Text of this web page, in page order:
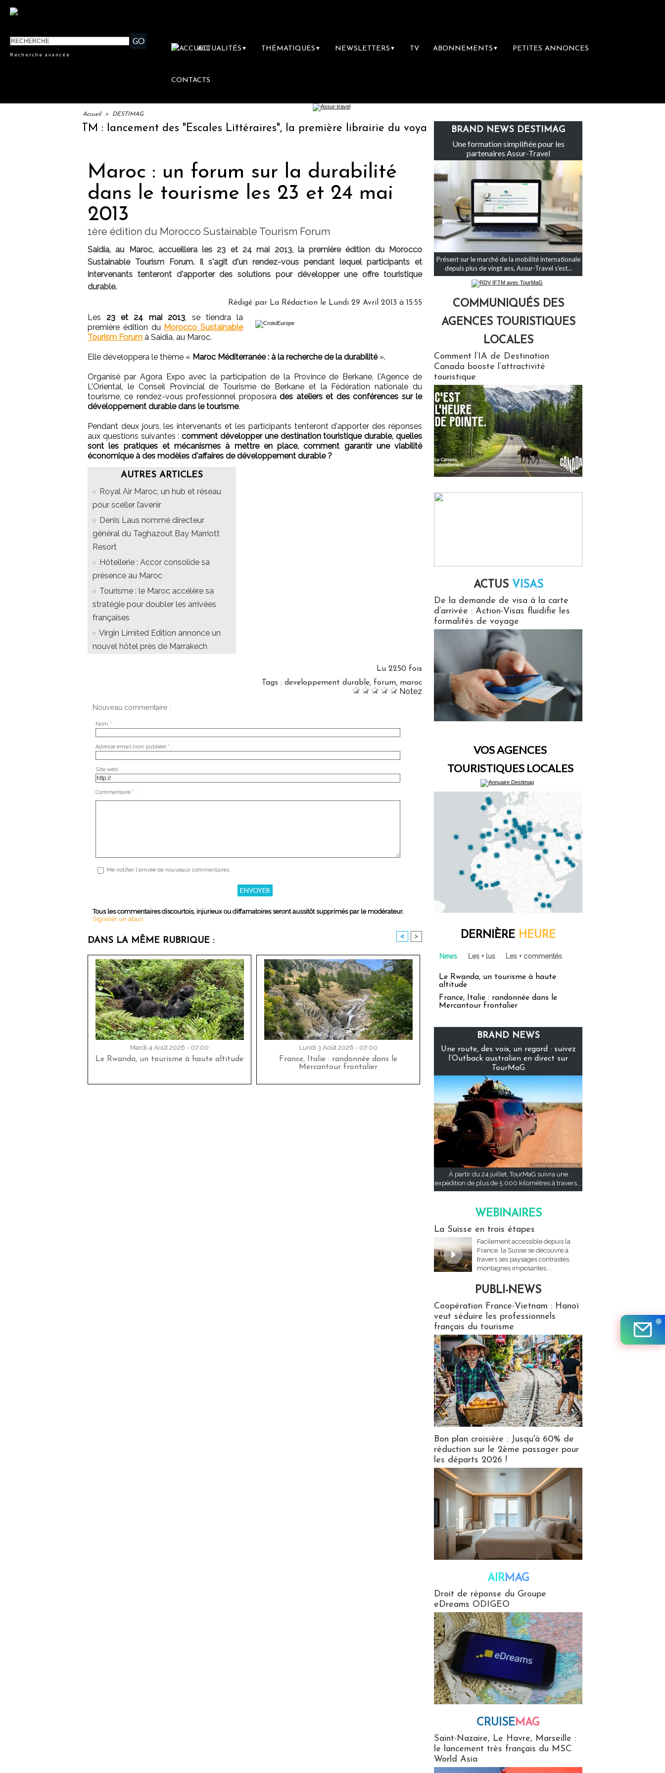
Recherche avancée
ACTUALITÉS ▼ THÉMATIQUES ▼ NEWSLETTERS ▼ TV ABONNEMENTS ▼ PETITES ANNONCES
CONTACTS
Accueil > DESTIMAG
IFTM : lancement des "Escales Littéraires", la première librairie du voyage Le groupe Sainte-Claire rachète Eden Tour
Maroc : un forum sur la durabilité
dans le tourisme les 23 et 24 mai
2013
1ère édition du Morocco Sustainable Tourism Forum
Saidia, au Maroc, accueillera les 23 et 24 mai 2013, la première édition du Morocco
Sustainable Tourism Forum. Il s'agit d'un rendez-vous pendant lequel participants et
intervenants tenteront d'apporter des solutions pour développer une offre touristique
durable.
Rédigé par La Rédaction le Lundi 29 Avril 2013 à 15:55
Les 23 et 24 mai 2013, se tiendra la
première édition du Morocco Sustainable
Tourism Forum à Saidia, au Maroc.
Elle développera le thème « Maroc Méditerranée : à la recherche de la durabilité».
Organisé par Agora Expo avec la participation de la Province de Berkane, l'Agence de
L'Oriental, le Conseil Provincial de Tourisme de Berkane et la Fédération nationale du
tourisme, ce rendez-vous professionnel proposerades ateliers et des conférences sur le
développement durable dans le tourisme.
Pendant deux jours, les intervenants et les participants tenteront d'apporter des réponses
aux questions suivantes :comment développer une destination touristique durable, quelles
sont les pratiques et mécanismes à mettre en place, comment garantir une viabilité
économique à des modèles d'affaires de développement durable ?
AUTRES ARTICLES
Royal Air Maroc, un hub et réseau
pour sceller l’avenir
Denis Laus nommé directeur
général du Taghazout Bay Marriott
Resort
Hôtellerie : Accor consolide sa
présence au Maroc
Tourisme : le Maroc accélère sa
stratégie pour doubler les arrivées
françaises
Virgin Limited Edition annonce un
nouvel hôtel près de Marrakech
Lu 2250 fois
Tags : developpement durable, forum, maroc
Notez
Nouveau commentaire :
Nom * :
Adresse email (non publiée) * :
Site web :
Commentaire * :
Me notifier l'arrivée de nouveaux commentaires
Tous les commentaires discourtois, injurieux ou diffamatoires seront aussitôt supprimés par le modérateur.
Signaler un abus
DANS LA MÊME RUBRIQUE : < >
Mardi 4 Août 2026 - 07:00
Le Rwanda, un tourisme à haute altitude
Lundi 3 Août 2026 - 07:00
France, Italie : randonnée dans le
Mercantour frontalier
BRAND NEWS DESTIMAG
Une formation simplifiée pour les
partenaires Assur-Travel
Présent sur le marché de la mobilité internationale
depuis plus de vingt ans, Assur-Travel s'est...
COMMUNIQUÉS DES
AGENCES TOURISTIQUES
LOCALES
Comment l’IA de Destination
Canada booste l’attractivité
touristique
ACTUS VISAS
De la demande de visa à la carte
d’arrivée : Action-Visas fluidifie les
formalités de voyage
VOS AGENCES
TOURISTIQUES LOCALES
DERNIÈRE HEURE
News Les + lus Les + commentés
Le Rwanda, un tourisme à haute
altitude
France, Italie : randonnée dans le
Mercantour frontalier
BRAND NEWS
Une route, des voix, un regard : suivez
l’Outback australien en direct sur
TourMaG
À partir du 24 juillet, TourMaG suivra une
expédition de plus de 5 000 kilomètres à travers...
WEBINAIRES
La Suisse en trois étapes
Facilement accessible depuis la
France, la Suisse se découvre à
travers ses paysages contrastés,
montagnes imposantes,...
PUBLI-NEWS
Coopération France-Vietnam : Hanoï
veut séduire les professionnels
français du tourisme
Bon plan croisière : Jusqu'à 60% de
réduction sur le 2ème passager pour
les départs 2026 !
AIRMAG
Droit de réponse du Groupe
eDreams ODIGEO
CRUISEMAG
Saint-Nazaire, Le Havre, Marseille :
le lancement très français du MSC
World Asia